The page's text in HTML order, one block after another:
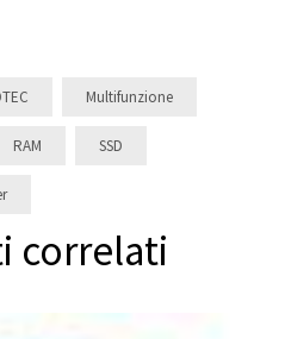
Multifunzione
RAM SSD
correlati